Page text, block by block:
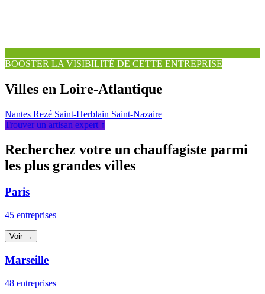
BOOSTER LA VISIBILITÉ DE CETTE ENTREPRISE
Villes en Loire-Atlantique
Nantes Rezé Saint-Herblain Saint-Nazaire
Trouver un artisan expert ↑
Recherchez votre un chauffagiste parmi
les plus grandes villes
Paris
45 entreprises
Voir →
Marseille
48 entreprises